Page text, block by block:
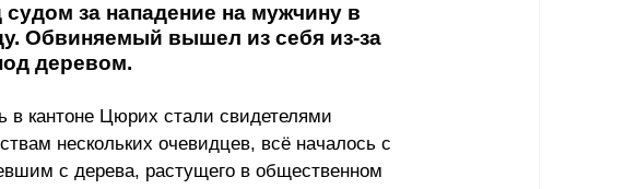
за нападение на мужчину в
Обвиняемый вышел из себя из-за
деревом.
в кантоне Цюрих стали свидетелями
нескольких очевидцев, всё началось с
с дерева, растущего в общественном